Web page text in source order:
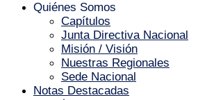
Quiénes Somos
Capítulos
Junta Directiva Nacional
Misión / Visión
Nuestras Regionales
Sede Nacional
Notas Destacadas